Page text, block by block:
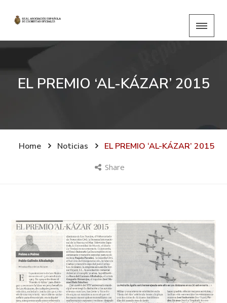
EL PREMIO ‘AL-KÁZAR’ 2015
Home Noticias EL PREMIO ‘AL-KÁZAR’ 2015
Share